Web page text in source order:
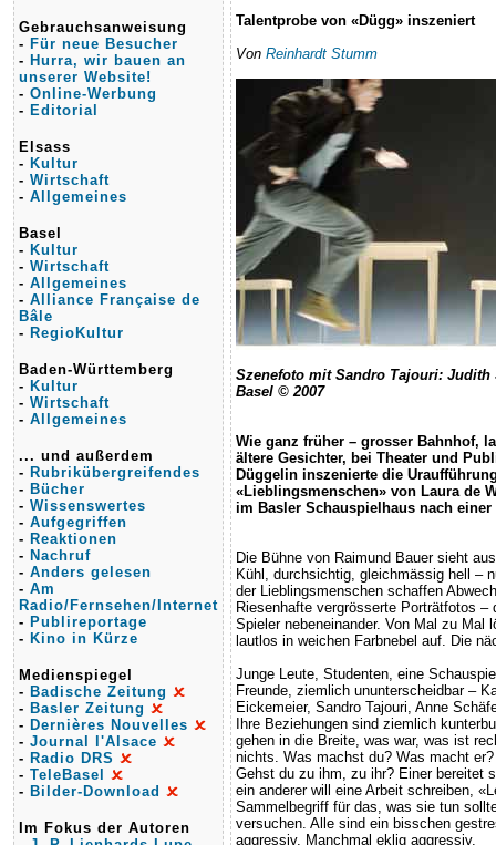
Gebrauchsanweisung
- Für neue Besucher
- Hurra, wir bauen an
unserer Website!
- Online-Werbung
- Editorial
Elsass
- Kultur
- Wirtschaft
- Allgemeines
Basel
- Kultur
- Wirtschaft
- Allgemeines
- Alliance Française de
Bâle
- RegioKultur
Baden-Württemberg
- Kultur
- Wirtschaft
- Allgemeines
... und außerdem
- Rubrikübergreifendes
- Bücher
- Wissenswertes
- Aufgegriffen
- Reaktionen
- Nachruf
- Anders gelesen
- Am
Radio/Fernsehen/Internet
- Publireportage
- Kino in Kürze
Medienspiegel
- Badische Zeitung
- Basler Zeitung
- Dernières Nouvelles
- Journal l'Alsace
- Radio DRS
- TeleBasel
- Bilder-Download
Im Fokus der Autoren
Talentprobe von «Dügg» inszeniert
Von Reinhardt Stumm
Szenefoto mit Sandro Tajouri: Judith
Basel © 2007
Wie ganz früher – grosser Bahnhof,
ältere Gesichter, bei Theater und
Düggelin inszenierte die
«Lieblingsmenschen» von Laura de
im Basler Schauspielhaus nach
Die Bühne von Raimund Bauer sieht
Kühl, durchsichtig, gleichmässig hell –
der Lieblingsmenschen schaffen
Riesenhafte vergrösserte Porträtfotos –
Spieler nebeneinander. Von Mal zu Mal
lautlos in weichen Farbnebel auf. Die
Junge Leute, Studenten, eine
Freunde, ziemlich ununterscheidbar –
Eickemeier, Sandro Tajouri, Anne
Ihre Beziehungen sind ziemlich
gehen in die Breite, was war, was ist
nichts. Was machst du? Was macht
Gehst du zu ihm, zu ihr? Einer bereitet
ein anderer will eine Arbeit schreiben,
Sammelbegriff für das, was sie tun
versuchen. Alle sind ein bisschen
aggressiv. Manchmal eklig aggressiv.